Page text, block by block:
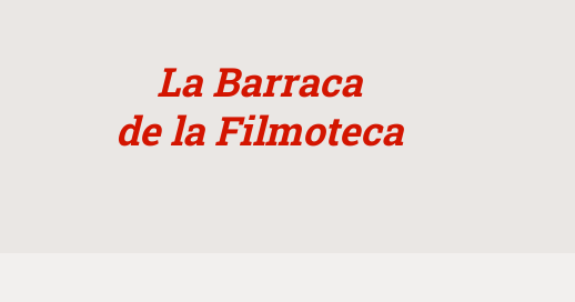
La Barraca
de la Filmoteca